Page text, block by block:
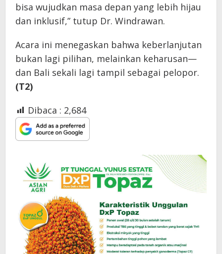
bisa wujudkan masa depan yang lebih hijau
dan inklusif,” tutup Dr. Windrawan.
Acara ini menegaskan bahwa keberlanjutan
bukan lagi pilihan, melainkan keharusan—
dan Bali sekali lagi tampil sebagai pelopor.
(T2)
Dibaca : 2,684